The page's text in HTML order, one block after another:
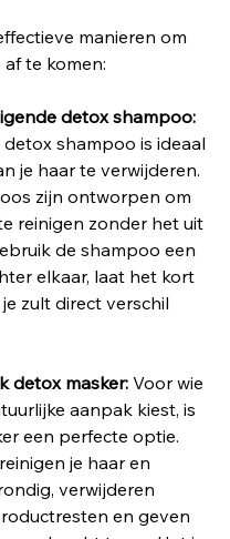
manieren om
te komen:
detox shampoo:
detox shampoo is ideaal
je haar te verwijderen.
zijn ontworpen om
reinigen zonder het uit
de shampoo een
elkaar, laat het kort
zult direct verschil
detox masker: Voor wie
aanpak kiest, is
een perfecte optie.
je haar en
verwijderen
en geven